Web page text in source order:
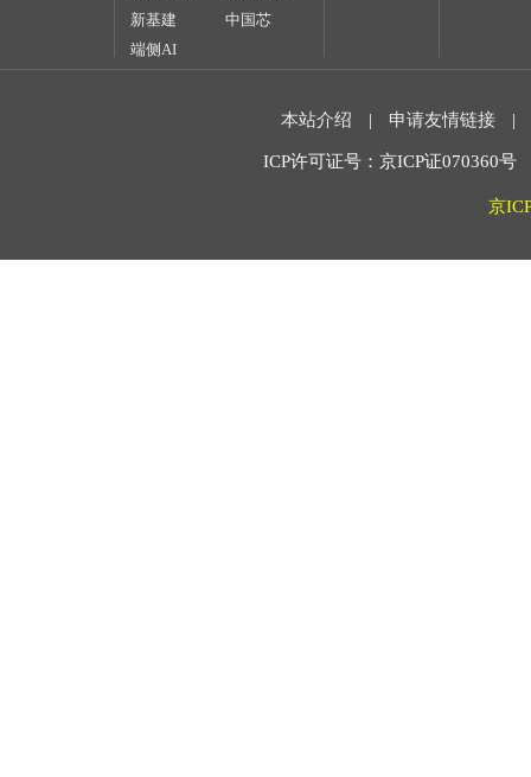
新基建
中国芯
端侧AI
本站介绍 | 申请友情链接 |
ICP许可证号：京ICP证070360
京